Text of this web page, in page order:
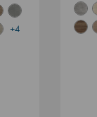
+4